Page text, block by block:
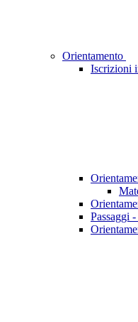
Orientamento
Iscrizioni
Passaggi